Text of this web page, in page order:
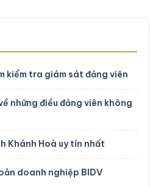
kiểm tra giám sát đảng viên
những điều đảng viên không
Khánh Hoà uy tín nhất
doanh nghiệp BIDV